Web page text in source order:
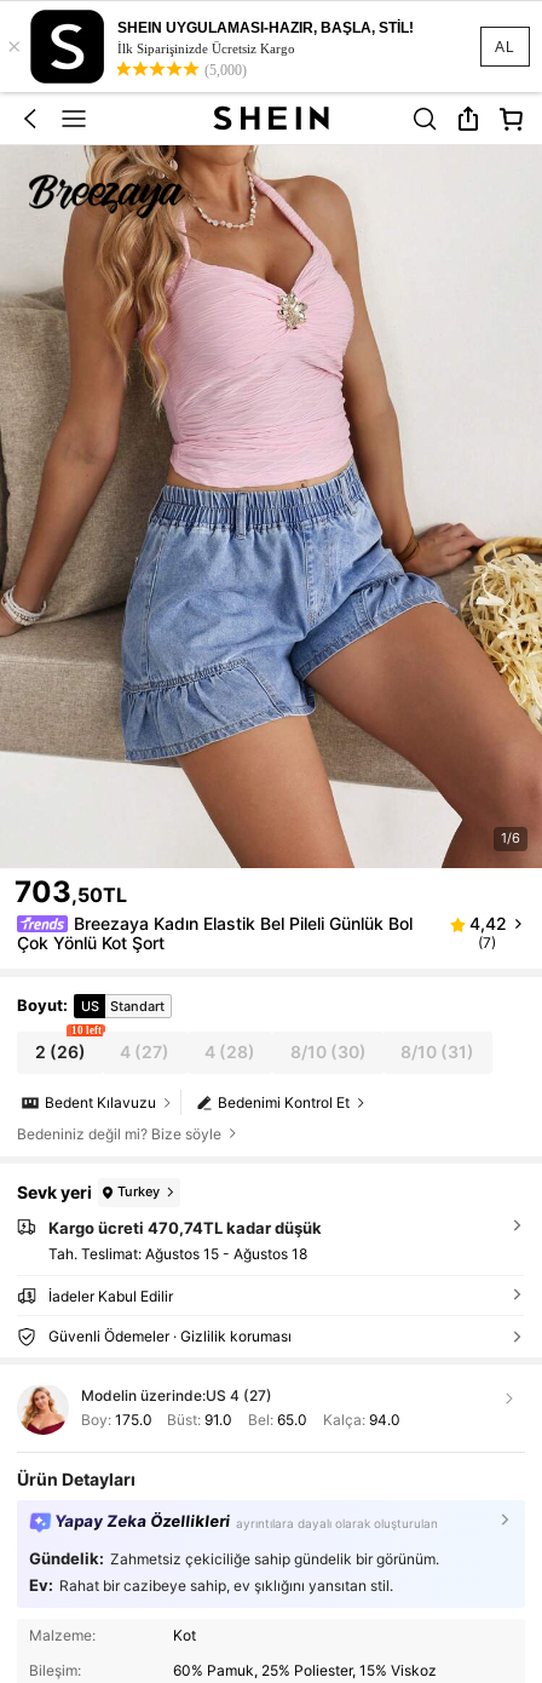
AL
×
SHEIN UYGULAMASI-HAZIR, BAŞLA, STİL!
İlk Siparişinizde Ücretsiz Kargo
(5,000)
1/6
703,50TL
Breezaya Kadın Elastik Bel Pileli Günlük Bol
Çok Yönlü Kot Şort
4,42
(7)
Boyut: US Standart
2 (26)
10 left
4 (27) 4(28) 8/10(30) 8/10 (31)
Bedenimi Kontrol Et
Bedent Kılavuzu
Bedeniniz değil mi? Bize söyle
Sevk yeri Turkey
Kargo ücreti 470,74TL kadar düşük
Tah. Teslimat: Ağustos 15 - Ağustos 18
İadeler Kabul Edilir
Güvenli Ödemeler · Gizlilik koruması
Modelin üzerinde:US 4 (27)
Boy: 175.0 Büst:91.0 Bel: 65.0 Kalça: 94.0
Ürün Detayları
Yapay Zeka Özellikleri ayrıntılara dayalı olarak oluşturulan
Gündelik: Zahmetsiz çekiciliğe sahip gündelik bir görünüm.
Ev: Rahat bir cazibeye sahip, ev şıklığını yansıtan stil.
Malzeme:
Kot
Bileşim:
60% Pamuk, 25% Poliester, 15% Viskoz